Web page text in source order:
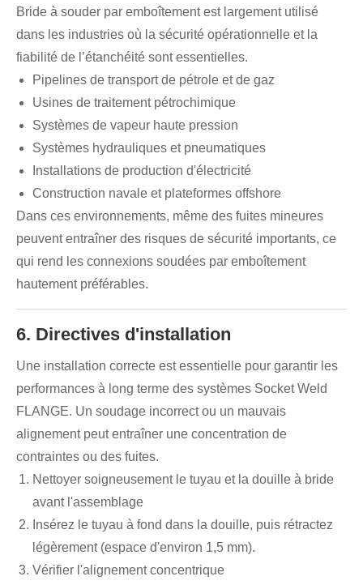
Bride à souder par emboîtement est largement utilisé
dans les industries où la sécurité opérationnelle et la
fiabilité de l’étanchéité sont essentielles.
Pipelines de transport de pétrole et de gaz
Usines de traitement pétrochimique
Systèmes de vapeur haute pression
Systèmes hydrauliques et pneumatiques
Installations de production d'électricité
Construction navale et plateformes offshore
Dans ces environnements, même des fuites mineures
peuvent entraîner des risques de sécurité importants, ce
qui rend les connexions soudées par emboîtement
hautement préférables.
6. Directives d'installation
Une installation correcte est essentielle pour garantir les
performances à long terme des systèmes Socket Weld
FLANGE. Un soudage incorrect ou un mauvais
alignement peut entraîner une concentration de
contraintes ou des fuites.
Nettoyer soigneusement le tuyau et la douille à bride
avant l'assemblage
Insérez le tuyau à fond dans la douille, puis rétractez
légèrement (espace d'environ 1,5 mm).
Vérifier l'alignement concentrique